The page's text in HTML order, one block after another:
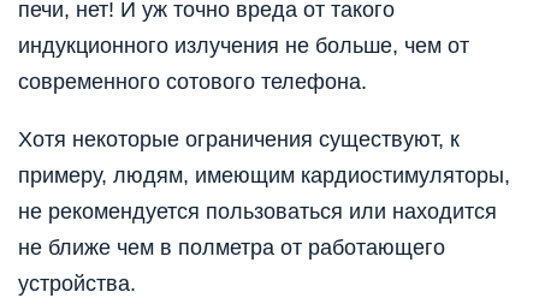
печи, нет! И уж точно вреда от такого
индукционного излучения не больше, чем от
современного сотового телефона.
Хотя некоторые ограничения существуют, к
примеру, людям, имеющим кардиостимуляторы,
не рекомендуется пользоваться или находится
не ближе чем в полметра от работающего
устройства.